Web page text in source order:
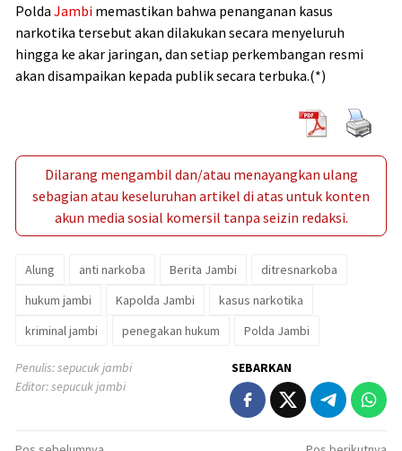
Polda Jambi memastikan bahwa penanganan kasus
narkotika tersebut akan dilakukan secara menyeluruh
hingga ke akar jaringan, dan setiap perkembangan resmi
akan disampaikan kepada publik secara terbuka.(*)
Dilarang mengambil dan/atau menayangkan ulang
sebagian atau keseluruhan artikel di atas untuk konten
akun media sosial komersil tanpa seizin redaksi.
Alung anti narkoba Berita Jambi
ditresnarkoba
hukum jambi
Kapolda Jambi
kasus narkotika
kriminal jambi
penegakan hukum Polda Jambi
Penulis: sepucuk jambi
Editor: sepucuk jambi
SEBARKAN